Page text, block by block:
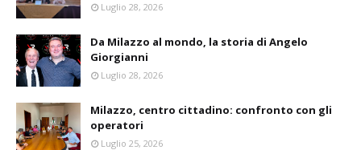
Luglio 28, 2026
Da Milazzo al mondo, la storia di Angelo
Giorgianni
Luglio 28, 2026
Milazzo, centro cittadino: confronto con gli
operatori
Luglio 25, 2026